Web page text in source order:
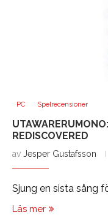
PC Spelrecensioner
REDISCOVERED
av Jesper Gustafsson
Sjung en sista sång
Läs mer